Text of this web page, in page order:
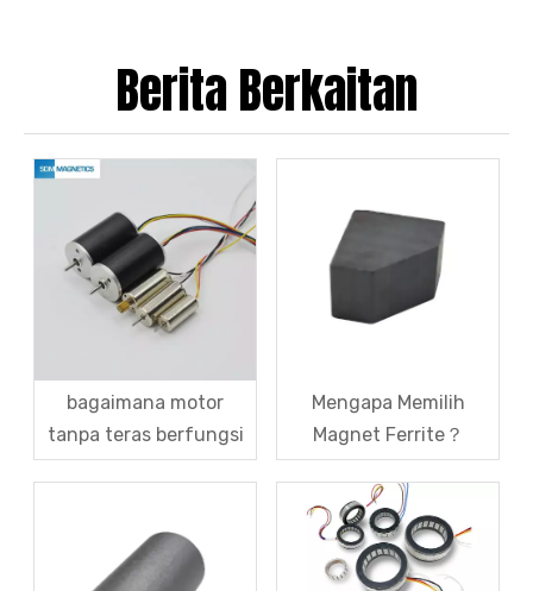
Berita Berkaitan
bagaimana motor
tanpa teras berfungsi
Mengapa Memilih
Magnet Ferrite？